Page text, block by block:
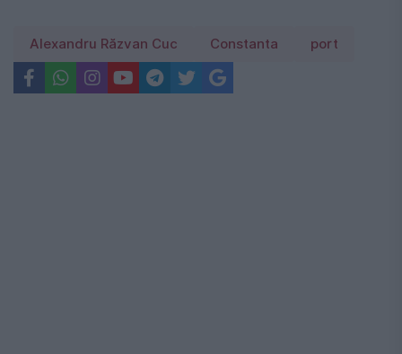
Alexandru Răzvan Cuc Constanta port